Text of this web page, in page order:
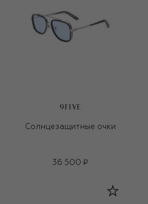
9FIVE
Солнцезащитные очки
36 500 ₽